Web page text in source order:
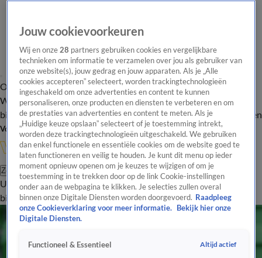
Overzicht Onze programma's Uitzendingen Onze gezichten
In de
WandelgangenInterviewsUitzending
bijwonenPodcastShopVeelgestelde vragenKijkersvraag insturen
Volg Vandaag Inside
Zoeken
UitzendingenVandaag InsideDe OranjezomerShopUitzending
bijwonen
Jouw cookievoorkeuren
Wij en onze28 partners gebruiken cookies en vergelijkbare
technieken om informatie te verzamelen over jou als gebruiker van
onze website(s), jouw gedrag en jouw apparaten. Als je „Alle
cookies accepteren” selecteert, worden trackingtechnologieën
ingeschakeld om onze advertenties en content te kunnen
personaliseren, onze producten en diensten te verbeteren en om
de prestaties van advertenties en content te meten. Als je
„Huidige keuze opslaan” selecteert of je toestemming intrekt,
worden deze trackingtechnologieën uitgeschakeld. We gebruiken
dan enkel functionele en essentiële cookies om de website goed te
laten functioneren en veilig te houden. Je kunt dit menu op ieder
moment opnieuw openen om je keuzes te wijzigen of om je
toestemming in te trekken door op de link Cookie-instellingen
onder aan de webpagina te klikken. Je selecties zullen overal
binnen onze Digitale Diensten worden doorgevoerd. Raadpleeg
onze Cookieverklaring voor meer informatie.
Bekijk hier onze
Digitale Diensten.
Functioneel & Essentieel Altijd actief